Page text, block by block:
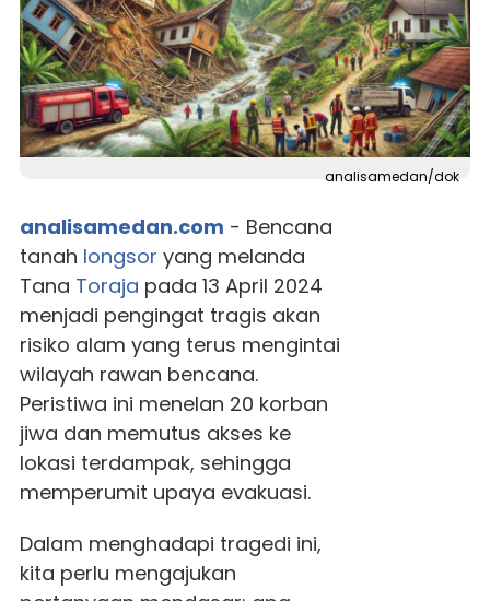
analisamedan/dok
analisamedan.com - Bencana
tanah longsor yang melanda
Tana Toraja pada 13 April 2024
menjadi pengingat tragis akan
risiko alam yang terus mengintai
wilayah rawan bencana.
Peristiwa ini menelan 20 korban
jiwa dan memutus akses ke
lokasi terdampak, sehingga
memperumit upaya evakuasi.
Dalam menghadapi tragedi ini,
kita perlu mengajukan